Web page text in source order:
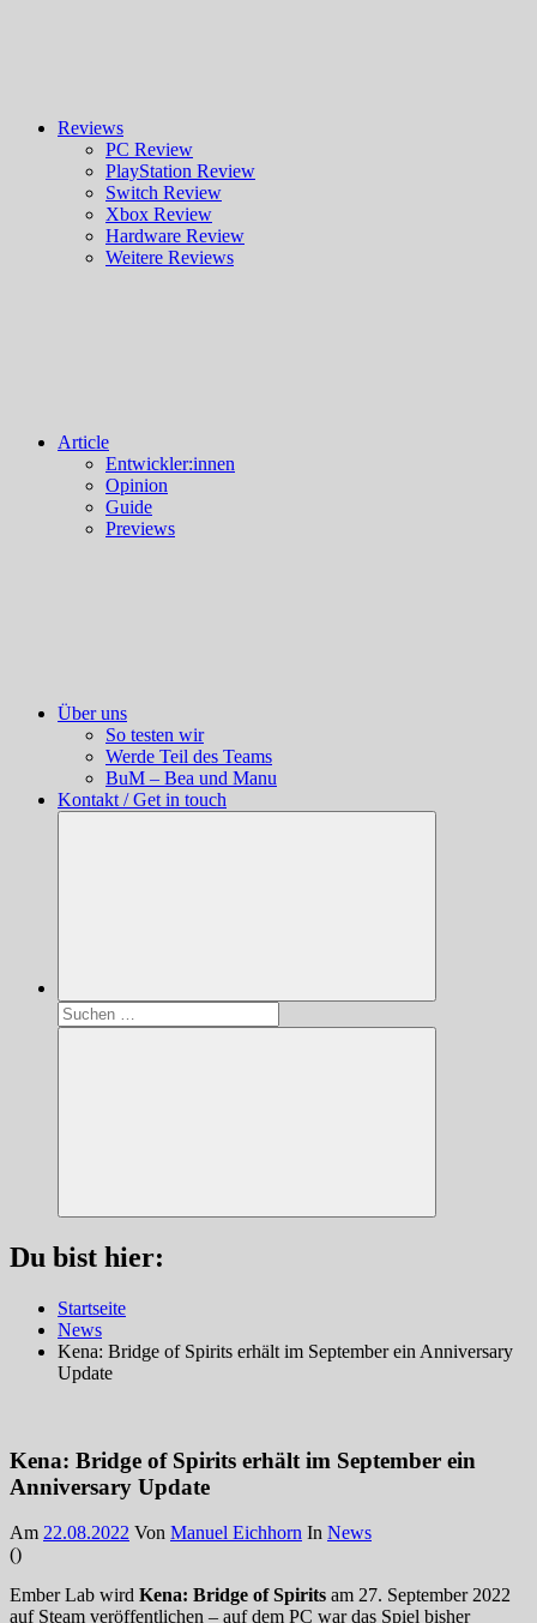
Reviews
PC Review
PlayStation Review
Switch Review
Xbox Review
Hardware Review
Weitere Reviews
Article
Entwickler:innen
Opinion
Guide
Previews
Über uns
So testen wir
Werde Teil des Teams
BuM – Bea und Manu
Kontakt / Get in touch
Suchen
nach:
Suchen
Du bist hier:
Startseite
News
Kena: Bridge of Spirits erhält im September ein Anniversary
Update
Kena: Bridge of Spirits erhält im September ein
Anniversary Update
Am 22.08.2022 Von Manuel Eichhorn In News
()
Ember Lab wird Kena: Bridge of Spirits am 27. September 2022
auf Steam veröffentlichen – auf dem PC war das Spiel bisher